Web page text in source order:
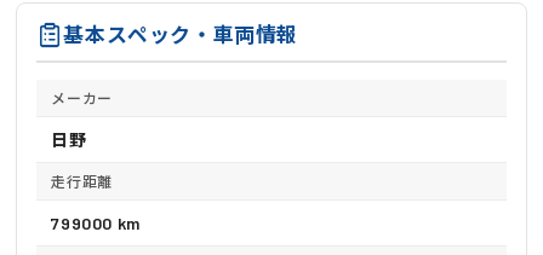
基本スペック・車両情報
メーカー
日野
走行距離
799000 km